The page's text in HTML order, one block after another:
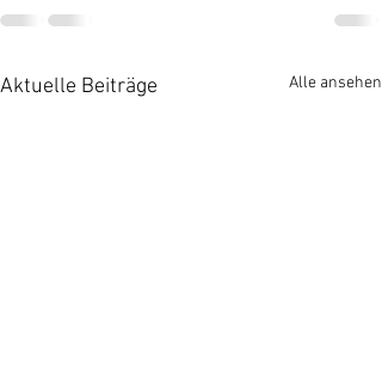
Aktuelle Beiträge Alle ansehen